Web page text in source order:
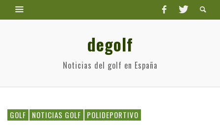
degolf
Noticias del golf en España
GOLF NOTICIAS GOLF POLIDEPORTIVO